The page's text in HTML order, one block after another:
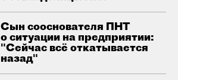
Сын сооснователя ПНТ
о ситуации на предприятии:
"Сейчас всё откатывается
назад"